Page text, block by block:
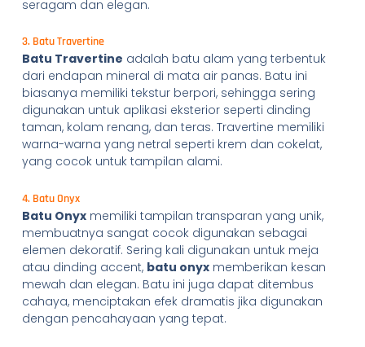
seragam dan elegan.
3. Batu Travertine
Batu Travertine adalah batu alam yang terbentuk
dari endapan mineral di mata air panas. Batu ini
biasanya memiliki tekstur berpori, sehingga sering
digunakan untuk aplikasi eksterior seperti dinding
taman, kolam renang, dan teras. Travertine memiliki
warna-warna yang netral seperti krem dan cokelat,
yang cocok untuk tampilan alami.
4. Batu Onyx
Batu Onyxmemiliki tampilan transparan yang unik,
membuatnya sangat cocok digunakan sebagai
elemen dekoratif. Sering kali digunakan untuk meja
atau dinding accent, batu onyxmemberikan kesan
mewah dan elegan. Batu ini juga dapat ditembus
cahaya, menciptakan efek dramatis jika digunakan
dengan pencahayaan yang tepat.